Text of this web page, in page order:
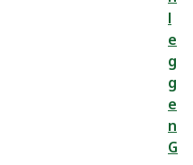
l
e
g
g
e
n
G